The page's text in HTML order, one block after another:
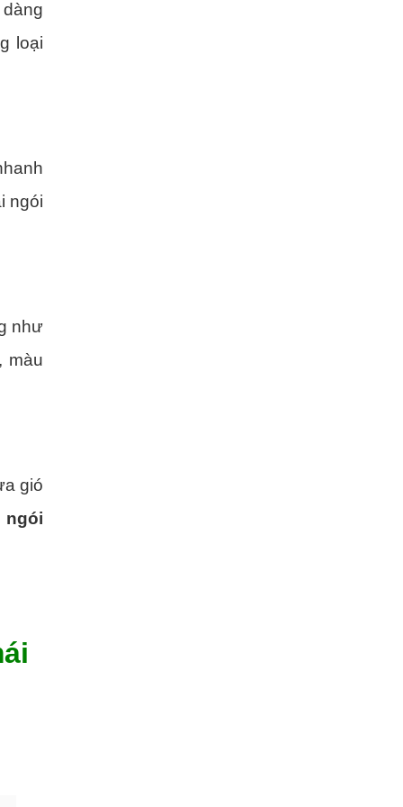
loại
ngói
như
màu
gió
ngói